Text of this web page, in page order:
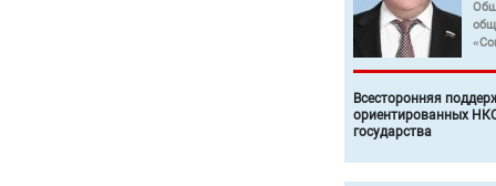
Всесторонняя
ориентированных
государства